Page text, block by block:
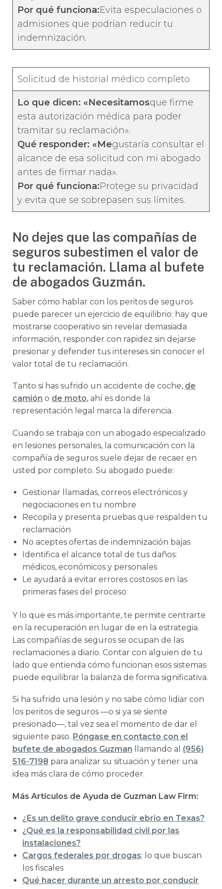
Por qué funciona:Evita especulaciones o
admisiones que podrían reducir tu
indemnización.
Solicitud de historial médico completo
Lo que dicen: «Necesitamosque firme
esta autorización médica para poder
tramitar su reclamación».
Qué responder: «Megustaría consultar el
alcance de esa solicitud con mi abogado
antes de firmar nada».
Por qué funciona:Protege su privacidad
y evita que se sobrepasen sus límites.
No dejes que las compañías de
seguros subestimen el valor de
tu reclamación. Llama al bufete
de abogados Guzmán.
Saber cómo hablar con los peritos de seguros
puede parecer un ejercicio de equilibrio: hay que
mostrarse cooperativo sin revelar demasiada
información, responder con rapidez sin dejarse
presionar y defender tus intereses sin conocer el
valor total de tu reclamación.
Tanto si has sufrido un accidente de coche, de
camión o de moto, ahí es donde la
representación legal marca la diferencia.
Cuando se trabaja con un abogado especializado
en lesiones personales, la comunicación con la
compañía de seguros suele dejar de recaer en
usted por completo. Su abogado puede:
Gestionar llamadas, correos electrónicos y
negociaciones en tu nombre
Recopila y presenta pruebas que respalden tu
reclamación
No aceptes ofertas de indemnización bajas
Identifica el alcance total de tus daños:
médicos, económicos y personales
Le ayudará a evitar errores costosos en las
primeras fases del proceso
Y lo que es más importante, te permite centrarte
en la recuperación en lugar de en la estrategia.
Las compañías de seguros se ocupan de las
reclamaciones a diario. Contar con alguien de tu
lado que entienda cómo funcionan esos sistemas
puede equilibrar la balanza de forma significativa.
Si ha sufrido una lesión y no sabe cómo lidiar con
los peritos de seguros —o si ya se siente
presionado—, tal vez sea el momento de dar el
siguiente paso. Póngase en contacto con el
bufete de abogados Guzman llamando al (956)
516-7198 para analizar su situación y tener una
idea más clara de cómo proceder.
Más Artículos de Ayuda de Guzman Law Firm:
¿Es un delito grave conducir ebrio en Texas?
¿Qué es la responsabilidad civil por las
instalaciones?
Cargos federales por drogas: lo que buscan
los fiscales
Qué hacer durante un arresto por conducir